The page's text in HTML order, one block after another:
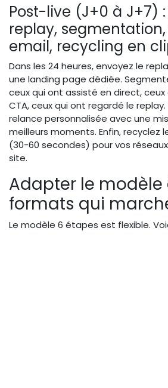
Post-live (J+0 à J+7)
replay,
email, recycling en
Dans les 24 heures, envoyez le
une landing page dédiée.
ceux qui ont assisté en direct, ceux
CTA, ceux qui ont regardé le replay.
relance personnalisée avec une
meilleurs moments. Enfin, recyclez
(30-60 secondes) pour vos
site.
Adapter le modèle
formats qui
Le modèle 6 étapes est flexible.